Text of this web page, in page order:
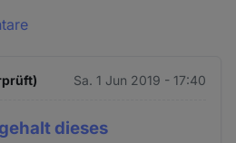
Sa. 1 Jun 2019 - 17:40
dieses